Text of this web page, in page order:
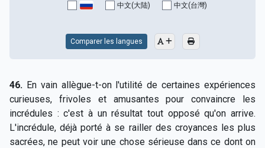
中文(大陆) 中文(台灣)
Comparer les langues
46. En vain allègue-t-on l'utilité de certaines expériences
curieuses, frivoles et amusantes pour convaincre les
incrédules : c'est à un résultat tout opposé qu'on arrive.
L'incrédule, déjà porté à se railler des croyances les plus
sacrées, ne peut voir une chose sérieuse dans ce dont on